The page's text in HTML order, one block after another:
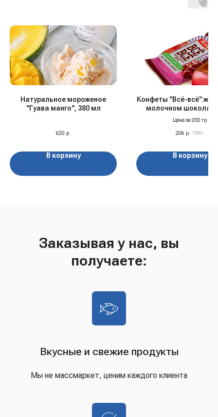
Натуральное мороженое
"Гуава манго", 380 мл
620 р.
В корзину
Конфеты "Всё-всё"
молочном
САХАРА
Цена за 200 гр
206 р. / 200 г
В корзину
Заказывая у нас, вы
получаете:
Вкусные и свежие продукты
Мы не массмаркет, ценим каждого клиента